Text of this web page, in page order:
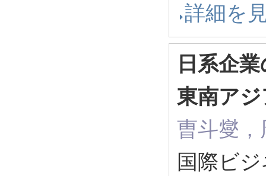
詳細を
日系企
東南ア
曺斗燮
国際ビ